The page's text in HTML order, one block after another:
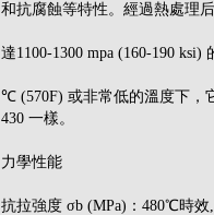
和抗腐蝕等特性。經過熱處理
達1100-1300 mpa (160-190
℃ (570F) 或非常低的溫度下，
430 一樣。
力學性能
抗拉強度 σb (MPa)：480℃時